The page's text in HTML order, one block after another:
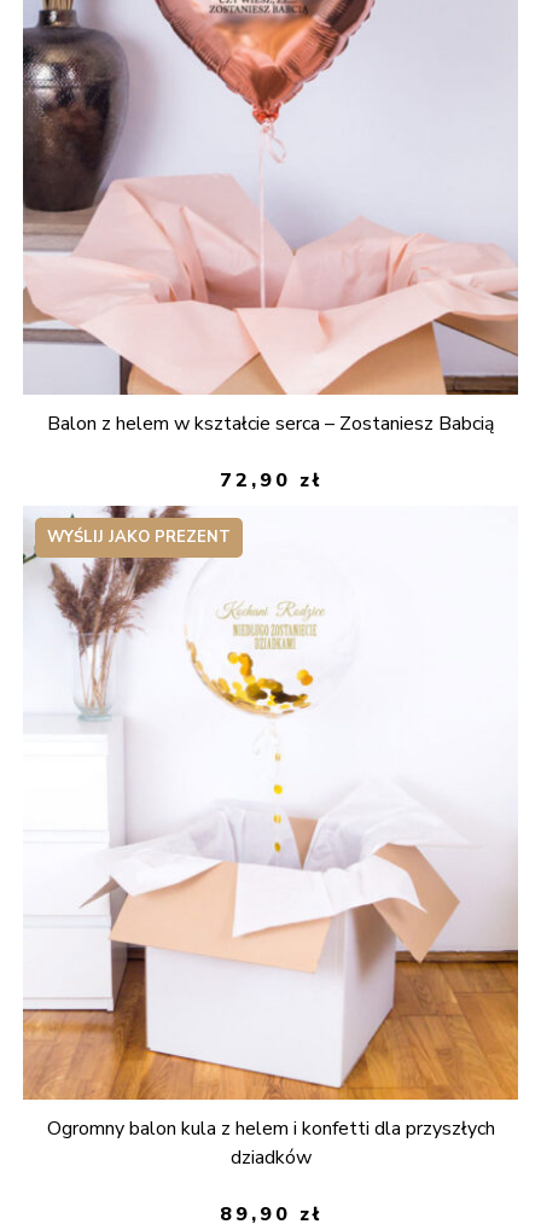
Balon z helem w kształcie serca – Zostaniesz Babcią
72,90 zł
WYŚLIJ JAKO PREZENT
Ogromny balon kula z helem i konfetti dla przyszłych
dziadków
89,90 zł